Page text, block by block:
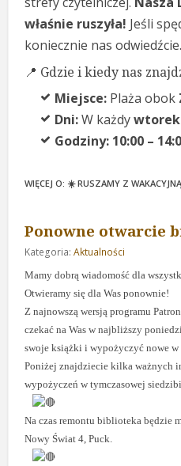
właśnie ruszyła! Jeśli
koniecznie nas odwiedźcie.
📍 Gdzie i kiedy nas
Miejsce: Plaża obok
Dni:W każdywtorek
Godziny: 10:00 –
WIĘCEJ O: ☀️ RUSZAMY Z
Ponowne otwarcie
Kategoria: Aktualności
Mamy dobrą wiadomość dla
Otwieramy się dla Was ponownie!
Z najnowszą wersją programu
czekać na Was w najbliższy
swoje książki i wypożyczyć nowe
Poniżej znajdziecie kilka ważnych
wypożyczeń w tymczasowej
Na czas remontu biblioteka będzie
Nowy Świat 4, Puck.